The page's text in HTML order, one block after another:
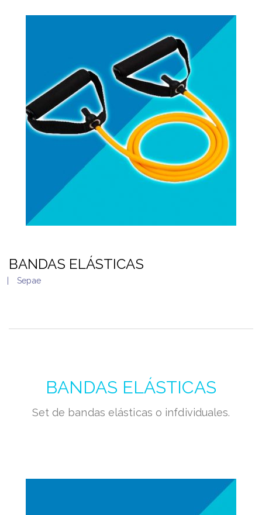
BANDAS ELÁSTICAS
Sepae
BANDAS ELÁSTICAS
Set de bandas elásticas o infdividuales.